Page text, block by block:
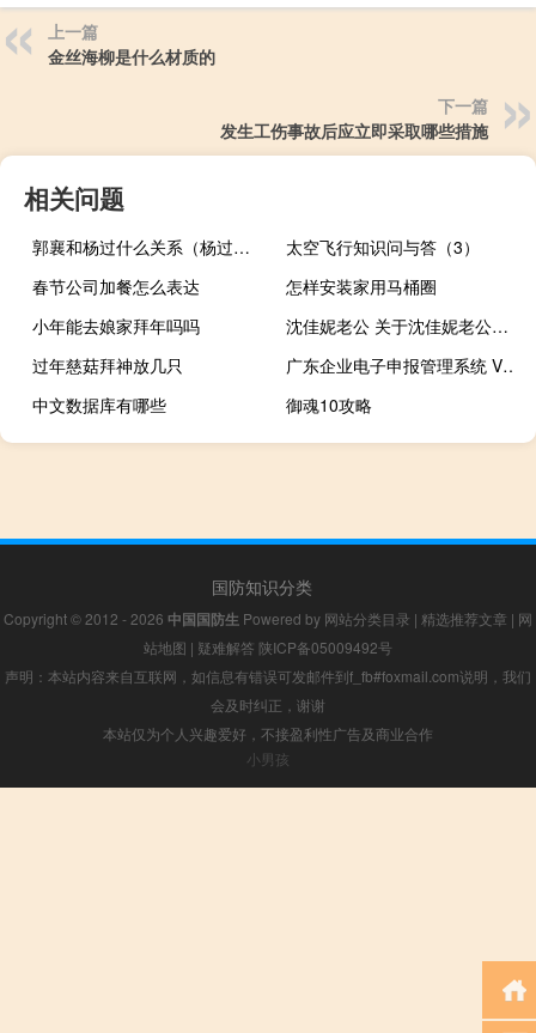
上一篇
金丝海柳是什么材质的
下一篇
发生工伤事故后应立即采取哪些措施
相关问题
郭襄和杨过什么关系（杨过与郭襄是什么关系）
太空飞行知识问与答（3）
春节公司加餐怎么表达
怎样安装家用马桶圈
小年能去娘家拜年吗吗
沈佳妮老公 关于沈佳妮老公的介绍
过年慈菇拜神放几只
广东企业电子申报管理系统 V6.1 免费版（广东企业电子申报管理系统 V6.1 免费版功能简介）
中文数据库有哪些
御魂10攻略
国防知识分类
Copyright © 2012 - 2026 中国国防生 Powered by 网站分类目录 | 精选推荐文章 | 网
站地图 | 疑难解答 陕ICP备05009492号
声明：本站内容来自互联网，如信息有错误可发邮件到f_fb#foxmail.com说明，我们
会及时纠正，谢谢
本站仅为个人兴趣爱好，不接盈利性广告及商业合作
小男孩